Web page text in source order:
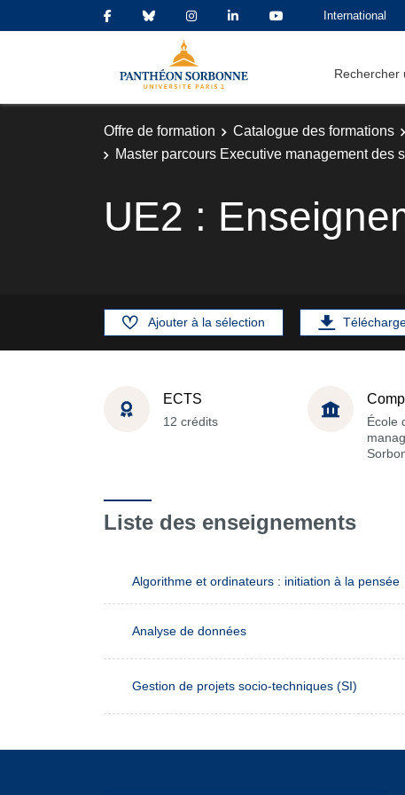
International
Rechercher
Offre de formation Catalogue des formations
Master parcours Executive management des
UE2 :
Ajouter à la sélection
ECTS
12 crédits
École
Liste des enseignements
Algorithme et ordinateurs : initiation à la pensée
Analyse de données
Gestion de projets socio-techniques (SI)